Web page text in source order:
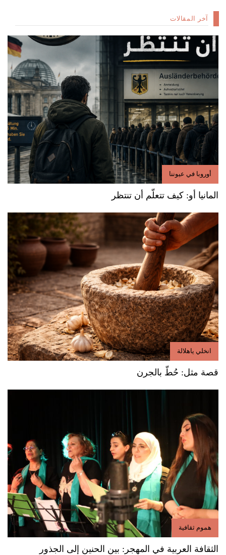
آخر المقالات
أوروبا في عيوننا
المانيا أو: كيف تتعلّم أن تنتظر
انخلي ياهلالة
قصة مثل: حُطّ بالجرن
هموم ثقافية
الثقافة العربية في المهجر: بين الحنين إلى الجذور